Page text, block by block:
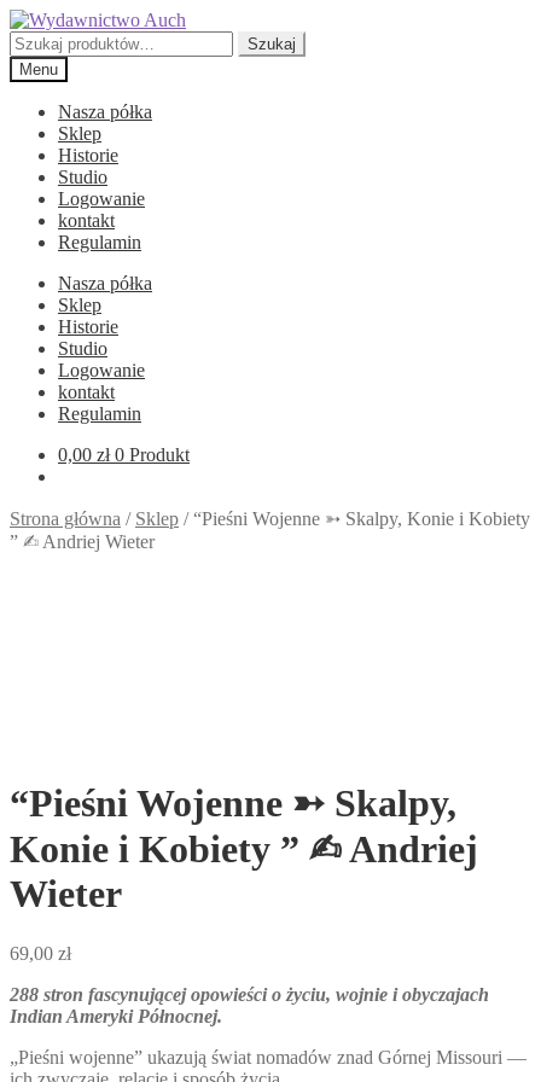
Przejdź
do
nawigacji
Przejdź
do
treści
Szukaj:
Szukaj
Menu
Nasza półka
Sklep
Historie
Studio
Logowanie
kontakt
Regulamin
Nasza półka
Sklep
Historie
Studio
Logowanie
kontakt
Regulamin
0,00 zł 0 Produkt
Strona główna / Sklep /“Pieśni Wojenne ➳ Skalpy, Konie i Kobiety
” ✍︎ Andriej Wieter
“Pieśni Wojenne ➳ Skalpy,
Konie i Kobiety ” ✍︎ Andriej
Wieter
69,00 zł
288 stron fascynującej opowieści o życiu, wojnie i obyczajach
Indian Ameryki Północnej.
„Pieśni wojenne” ukazują świat nomadów znad Górnej Missouri —